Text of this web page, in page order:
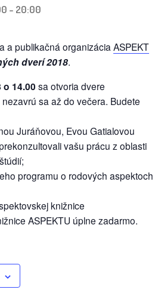
- 20:00
a publikačná organizácia ASPEKT
dverí 2018.
o 14.00 sa otvoria dvere
sa až do večera. Budete
Juráňovou, Evou Gatialovou
vašu prácu z oblasti
programu o rodových aspektoch
knižnice
ASPEKTU úplne zadarmo.